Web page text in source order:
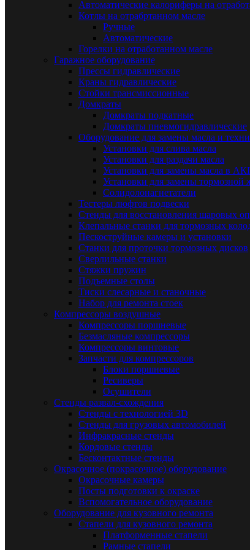
Автоматические калориферы на
Котлы на отрабртанном масле
Ручные
Автоматические
Горелки на отработанном масле
Гаражное оборудование
Прессы гидравлические
Краны гидравлические
Стойки трансмиссионные
Домкраты
Домкраты подкатные
Домкраты пневмогидравлические
Оборудование для замены масла и
Установки для слива масла
Установки для раздачи масла
Установки для замены масла в
Установки для замены тормозной
Солидолонагнетатели
Тестеры люфтов подвески
Стенды для восстановления шаровых
Клепальные станки для тормозных
Пескоструйные камеры и установки
Станки для проточки тормозных дисков
Сверлильные станки
Стяжки пружин
Подъемные столы
Тиски слесарные и станочные
Набор для ремонта стоек
Компрессоры воздушные
Компрессоры поршневые
Безмасляные компрессоры
Компрессоры винтовые
Запчасти для компрессоров
Блоки поршневые
Ресиверы
Осушители
Стенды развал-схождения
Стенды с технологией 3D
Стенды для грузовых автомобилей
Инфракрасные стенды
Кордовые стенды
Бесконтактные стенды
Окрасочное (покрасочное) оборудование
Окрасочные камеры
Посты подготовки к окраске
Вспомогательное оборудование
Оборудование для кузовного ремонта
Стапели для кузовного ремонта
Платформенные стапели
Рамные стапели